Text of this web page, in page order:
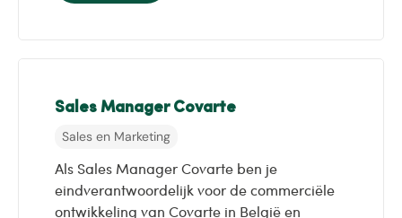
Sales Manager Covarte
Sales en Marketing
Als Sales Manager Covarte ben je
eindverantwoordelijk voor de commerciële
ontwikkeling van Covarte in België en